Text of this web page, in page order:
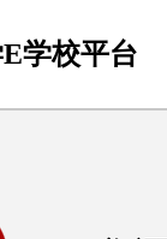
学校平台